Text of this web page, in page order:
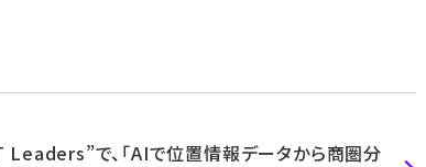
Leaders”で、「AIで位置情報データから商圏分